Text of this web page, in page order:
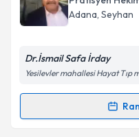
için bir takvim
bilgilendireceğiz.
E-posta Adresiniz
Kişisel
Adana, Seyhan
Dr.İsmail Safa İrday
Yesilevler mahallesi Hayat Tıp
Randevu